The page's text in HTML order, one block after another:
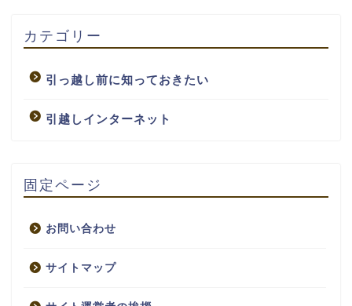
カテゴリー
引っ越し前に知っておきたい
引越しインターネット
固定ページ
お問い合わせ
サイトマップ